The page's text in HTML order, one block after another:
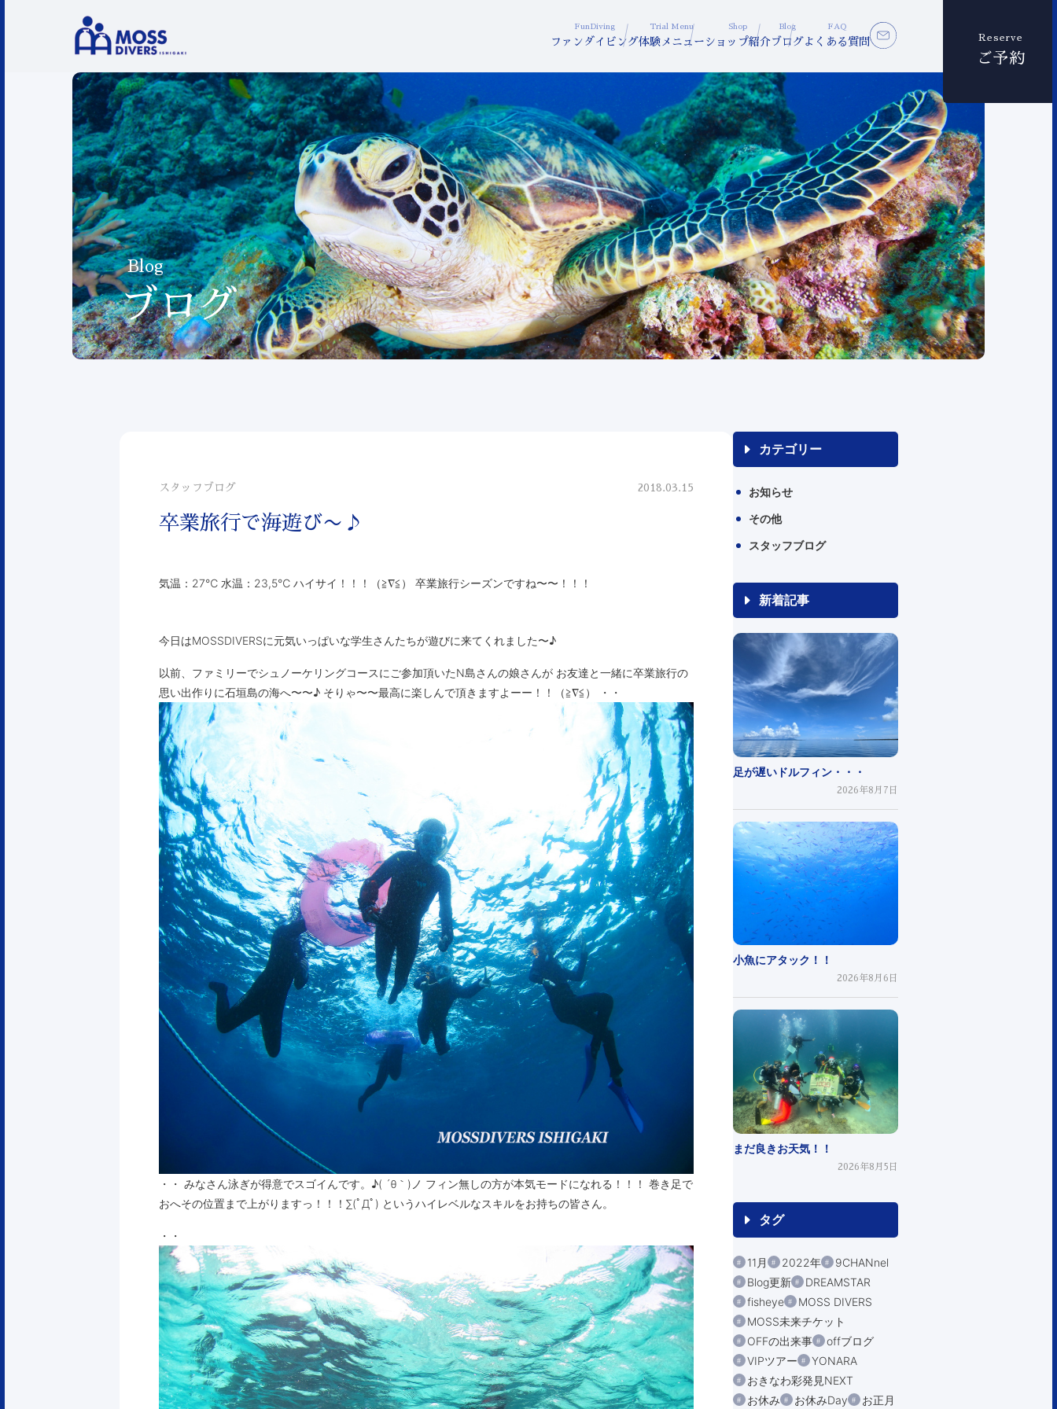
FunDiving
ファンダイビング
Trial Menu
体験メニュー
Shop
ショップ紹介
Blog
ブログ
FAQ
よくある質問 Reserve
ご予約
Blog
ブログ
スタッフブログ 2018.03.15
卒業旅行で海遊び〜♪
気温：27℃ 水温：23,5℃ ハイサイ！！！（≧∇≦） 卒業旅行シーズンですね〜〜！！！
今日はMOSSDIVERSに元気いっぱいな学生さんたちが遊びに来てくれました〜♪
以前、ファミリーでシュノーケリングコースにご参加頂いたN島さんの娘さんが お友達と一緒に卒業旅行の
思い出作りに石垣島の海へ〜〜♪ そりゃ〜〜最高に楽しんで頂きますよーー！！（≧∇≦） ・・
・・ みなさん泳ぎが得意でスゴイんです。♪( ´θ｀)ノ フィン無しの方が本気モードになれる！！！ 巻き足で
おへその位置まで上がりますっ！！！∑(ﾟДﾟ) というハイレベルなスキルをお持ちの皆さん。
・・
カテゴリー
お知らせ
その他
スタッフブログ
新着記事
足が遅いドルフィン・・・
2026年8月7日
小魚にアタック！！
2026年8月6日
まだ良きお天気！！
2026年8月5日
タグ
11月 2022年
9CHANnel
Blog更新
DREAMSTAR
fisheye
MOSS DIVERS
MOSS未来チケット
OFFの出来事
offブログ
VIPツアー
YONARA
おきなわ彩発見NEXT
お休み
お休みDay お正月